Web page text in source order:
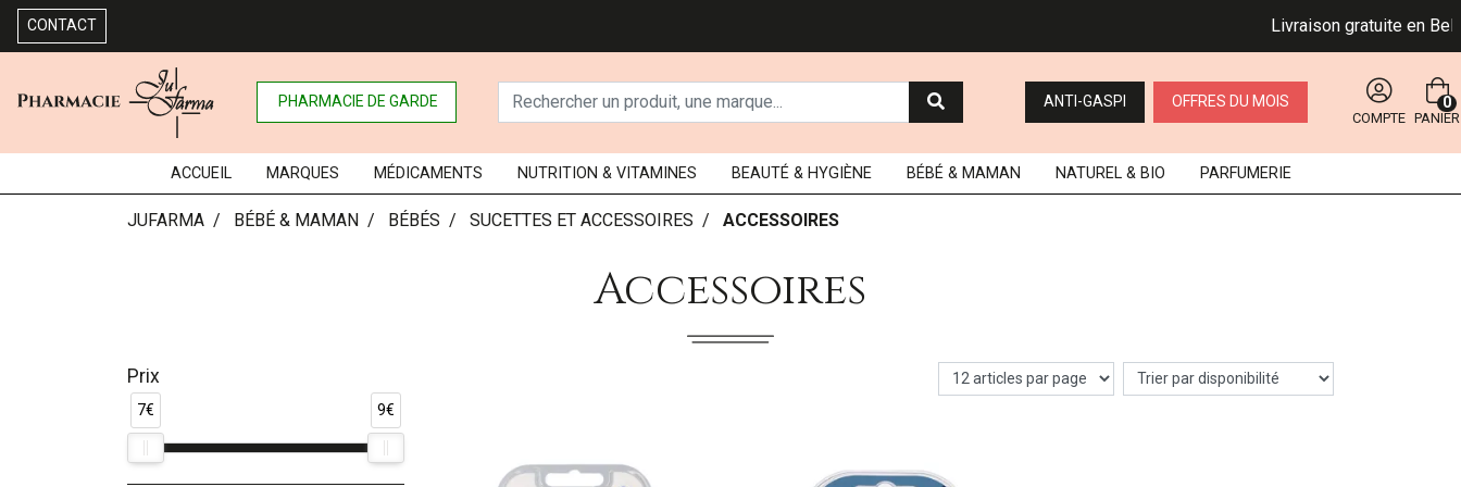
CONTACT Livraison gratuite en
PHARMACIE DE GARDE ANTI-GASPI OFFRES DU MOIS
COMPTE PANIER
0
ACCUEIL MARQUES MÉDICAMENTS NUTRITION & VITAMINES BEAUTÉ & HYGIÈNE BÉBÉ & MAMAN NATUREL & BIO PARFUMERIE
JUFARMA BÉBÉ & MAMAN BÉBÉS SUCETTES ET ACCESSOIRES ACCESSOIRES
Accessoires
Prix
7€ 9€